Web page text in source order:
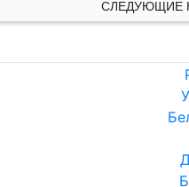
СЛЕДУЮЩИЕ